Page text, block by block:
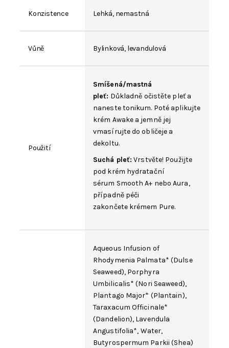
Konzistence Lehká, nemastná
Vůně Bylinková, levandulová
Použití
Smíšená/mastná
pleť: Důkladně očistěte pleť a
naneste tonikum. Poté aplikujte
krém Awake a jemně jej
vmasírujte do obličeje a
dekoltu.
Suchá pleť: Vrstvěte! Použijte
pod krém hydratační
sérum Smooth A+ neboAura,
případně péči
zakončete krémem Pure.
Aqueous Infusion of
Rhodymenia Palmata* (Dulse
Seaweed), Porphyra
Umbilicalis* (Nori Seaweed),
Plantago Major* (Plantain),
Taraxacum Officinale*
(Dandelion), Lavendula
Angustifolia*, Water,
Butyrospermum Parkii (Shea)